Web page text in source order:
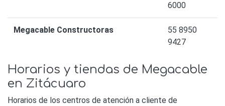
6000
Megacable Constructoras
55 8950
9427
Horarios y tiendas de Megacable
en Zitácuaro
Horarios de los centros de atención a cliente de